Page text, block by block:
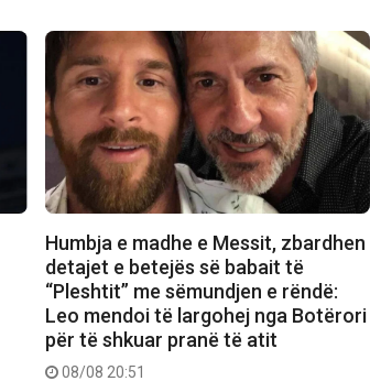
Humbja e madhe e Messit, zbardhen
detajet e betejës së babait të
“Pleshtit” me sëmundjen e rëndë:
Leo mendoi të largohej nga Botërori
për të shkuar pranë të atit
08/08 20:51